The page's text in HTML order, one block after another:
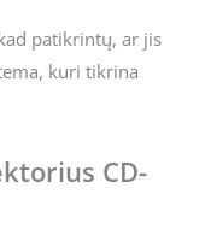
patikrintų, ar jis
kuri tikrina
CD-